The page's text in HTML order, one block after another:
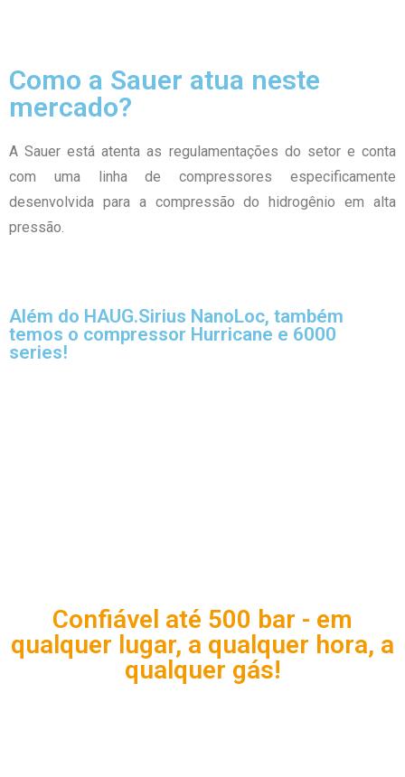
Como a Sauer atua neste
mercado?
A Sauer está atenta as regulamentações do setor e conta
com uma linha de compressores especificamente
desenvolvida para a compressão do hidrogênio em alta
pressão.
Além do HAUG.Sirius NanoLoc, também
temos o compressor Hurricane e 6000
series!
Confiável até 500 bar - em
qualquer lugar, a qualquer hora, a
qualquer gás!